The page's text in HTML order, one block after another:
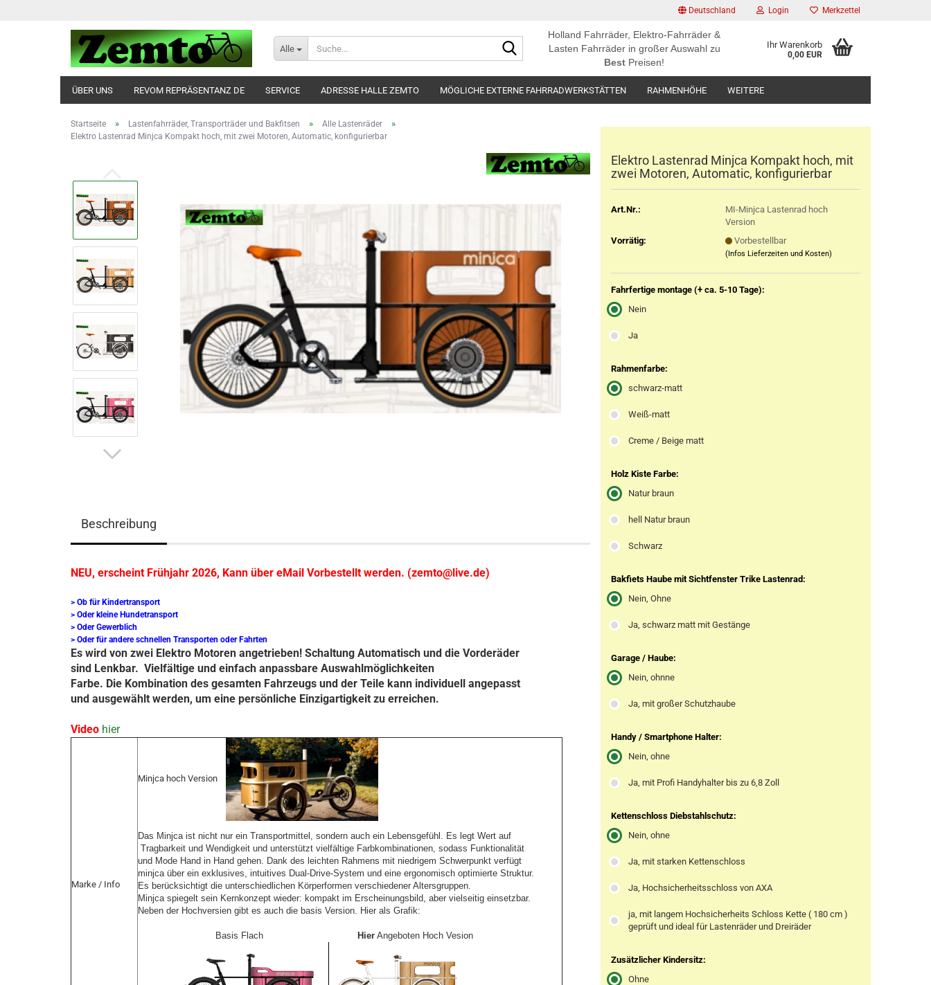
Deutschland Login Merkzettel
Alle
Suche...
Holland Fahrräder, Elektro-Fahrräder &
Lasten Fahrräder in großer Auswahl zu
Best Preisen!
Ihr Warenkorb
0,00 EUR
ÜBER UNS REVOM REPRÄSENTANZ DE SERVICE ADRESSE HALLE ZEMTO MÖGLICHE EXTERNE FAHRRADWERKSTÄTTEN RAHMENHÖHE WEITERE
Startseite » Lastenfahrräder, Transporträder und Bakfitsen » Alle Lastenräder »
Elektro Lastenrad Minjca Kompakt hoch, mit zwei Motoren, Automatic, konfigurierbar
Elektro Lastenrad Minjca Kompakt hoch, mit
zwei Motoren, Automatic, konfigurierbar
Art.Nr.:
MI-Minjca Lastenrad hoch
Version
Vorrätig:
Vorbestellbar
(Infos Lieferzeiten und Kosten)
Fahrfertige montage (+ ca. 5-10 Tage):
Nein
Ja
Rahmenfarbe:
schwarz-matt
Weiß-matt
Creme / Beige matt
Holz Kiste Farbe:
Natur braun
hell Natur braun
Schwarz
Bakfiets Haube mit Sichtfenster Trike Lastenrad:
Nein, Ohne
Ja, schwarz matt mit Gestänge
Garage / Haube:
Nein, ohnne
Ja, mit großer Schutzhaube
Handy / Smartphone Halter:
Nein, ohne
Ja, mit Profi Handyhalter bis zu 6,8 Zoll
Kettenschloss Diebstahlschutz:
Nein, ohne
Ja, mit starken Kettenschloss
Ja, Hochsicherheitsschloss von AXA
ja, mit langem Hochsicherheits Schloss Kette ( 180 cm )
geprüft und ideal für Lastenräder und Dreiräder
Zusätzlicher Kindersitz:
Ohne
Beschreibung
NEU, erscheint Frühjahr 2026, Kann über eMail Vorbestellt werden. (zemto@live.de)
> Ob für Kindertransport
> Oder kleine Hundetransport
> Oder Gewerblich
> Oder für andere schnellen Transporten oder Fahrten
Es wird von zwei Elektro Motoren angetrieben! Schaltung Automatisch und die Vorderäder
sind Lenkbar. Vielfältige und einfach anpassbare Auswahlmöglichkeiten
Farbe. Die Kombination des gesamten Fahrzeugs und der Teile kann individuell angepasst
und ausgewählt werden, um eine persönliche Einzigartigkeit zu erreichen.
Video hier
Marke / Info
Minjca hoch Version
Das Minjca ist nicht nur ein Transportmittel, sondern auch ein Lebensgefühl. Es legt Wert auf
Tragbarkeit und Wendigkeit und unterstützt vielfältige Farbkombinationen, sodass Funktionalität
und Mode Hand in Hand gehen. Dank des leichten Rahmens mit niedrigem Schwerpunkt verfügt
minjca über ein exklusives, intuitives Dual-Drive-System und eine ergonomisch optimierte Struktur.
Es berücksichtigt die unterschiedlichen Körperformen verschiedener Altersgruppen.
Minjca spiegelt sein Kernkonzept wieder: kompakt im Erscheinungsbild, aber vielseitig einsetzbar.
Neben der Hochversien gibt es auch die basis Version. Hier als Grafik:
Basis Flach Hier Angeboten Hoch Vesion